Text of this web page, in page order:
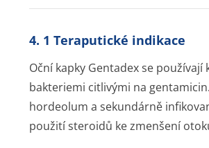
4. 1 Teraputické indikace
Oční kapky Gentadex se
bakteriemi citlivými na
hordeolum a sekundárně
použití steroidů ke zmenšení